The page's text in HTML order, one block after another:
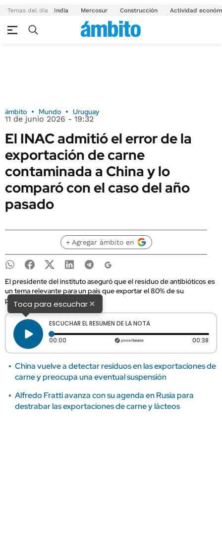
Temas del día India Mercosur Construcción Actividad
ámbito Mundo Uruguay
11 de junio 2026 - 19:32
El INAC admitió el error de la
exportación de carne
contaminada a China y lo
comparó con el caso del año
pasado
+ Agregar ámbito en
El presidente del instituto aseguró que el residuo de antibióticos es
un tema relevante para un país que exportar el 80% de su
producción.
Toca para escuchar×
ESCUCHAR EL RESUMEN DE LA NOTA
00:00 Tiempo transcurrido: 0 segundos 00:38
China vuelve a detectar residuos en las exportaciones de
carne y preocupa una eventual suspensión
Alfredo Fratti avanza con su agenda en Rusia para
destrabar las exportaciones de carne y lácteos